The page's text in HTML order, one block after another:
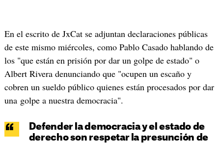
En el escrito de JxCat se adjuntan declaraciones públicas
de este mismo miércoles, como Pablo Casado hablando de
los "que están en prisión por dar un golpe de estado" o
Albert Rivera denunciando que "ocupen un escaño y
cobren un sueldo público quienes están procesados por dar
una golpe a nuestra democracia".
Defender la democracia y el estado de
derecho son respetar la presunción de